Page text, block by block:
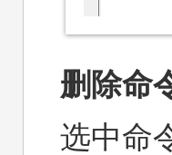
删除命
选中命